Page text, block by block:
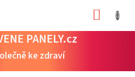
PANELY.cz
ke zdraví